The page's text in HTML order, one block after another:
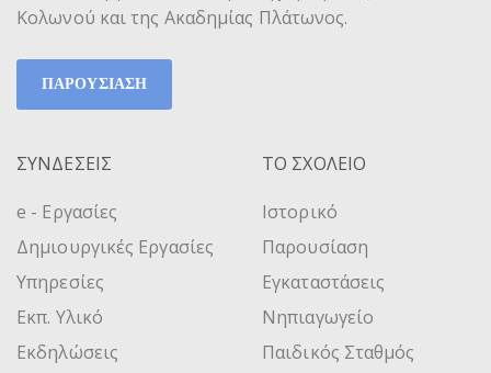
Κολωνού και της Ακαδημίας Πλάτωνος.
ΠΑΡΟΥΣΙΑΣΗ
ΣΥΝΔΕΣΕΙΣ
e - Εργασίες
Δημιουργικές Εργασίες
Υπηρεσίες
Εκπ. Υλικό
Εκδηλώσεις
ΤΟ ΣΧΟΛΕΙΟ
Ιστορικό
Παρουσίαση
Εγκαταστάσεις
Νηπιαγωγείο
Παιδικός Σταθμός